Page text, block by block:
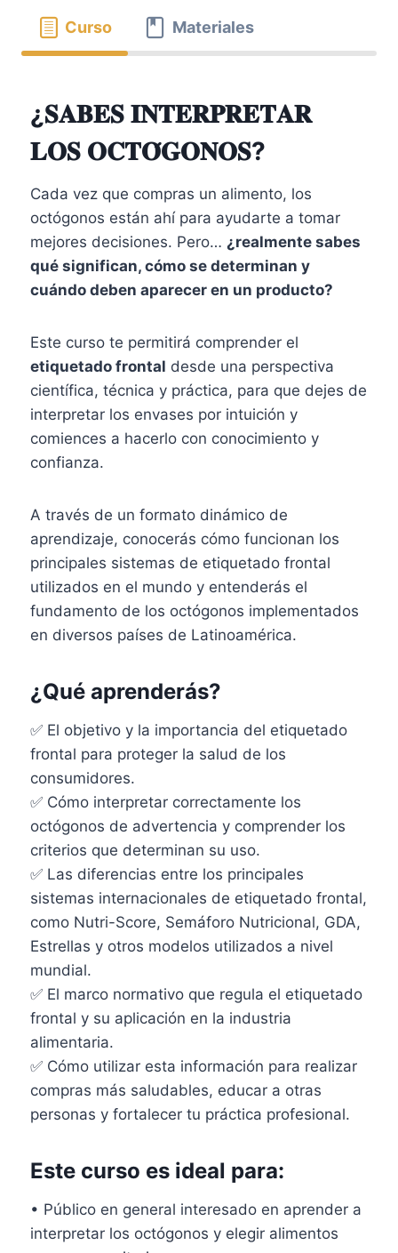
Curso Materiales
¿𝐒𝐀𝐁𝐄𝐒 𝐈𝐍𝐓𝐄𝐑𝐏𝐑𝐄𝐓𝐀𝐑
𝐋𝐎𝐒 𝐎𝐂𝐓𝐎́𝐆𝐎𝐍𝐎𝐒?
Cada vez que compras un alimento, los
octógonos están ahí para ayudarte a tomar
mejores decisiones. Pero… ¿realmente sabes
qué significan, cómo se determinan y
cuándo deben aparecer en un producto?
Este curso te permitirá comprender el
etiquetado frontal desde una perspectiva
científica, técnica y práctica, para que dejes de
interpretar los envases por intuición y
comiences a hacerlo con conocimiento y
confianza.
A través de un formato dinámico de
aprendizaje, conocerás cómo funcionan los
principales sistemas de etiquetado frontal
utilizados en el mundo y entenderás el
fundamento de los octógonos implementados
en diversos países de Latinoamérica.
¿Qué aprenderás?
✅ El objetivo y la importancia del etiquetado
frontal para proteger la salud de los
consumidores.
✅ Cómo interpretar correctamente los
octógonos de advertencia y comprender los
criterios que determinan su uso.
✅ Las diferencias entre los principales
sistemas internacionales de etiquetado frontal,
como Nutri-Score, Semáforo Nutricional, GDA,
Estrellas y otros modelos utilizados a nivel
mundial.
✅ El marco normativo que regula el etiquetado
frontal y su aplicación en la industria
alimentaria.
✅ Cómo utilizar esta información para realizar
compras más saludables, educar a otras
personas y fortalecer tu práctica profesional.
Este curso es ideal para:
• Público en general interesado en aprender a
interpretar los octógonos y elegir alimentos